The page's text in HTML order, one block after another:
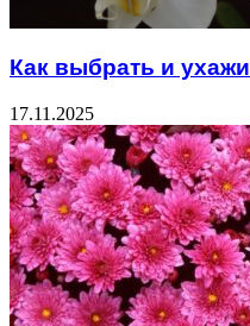
Как выбрать и
17.11.2025